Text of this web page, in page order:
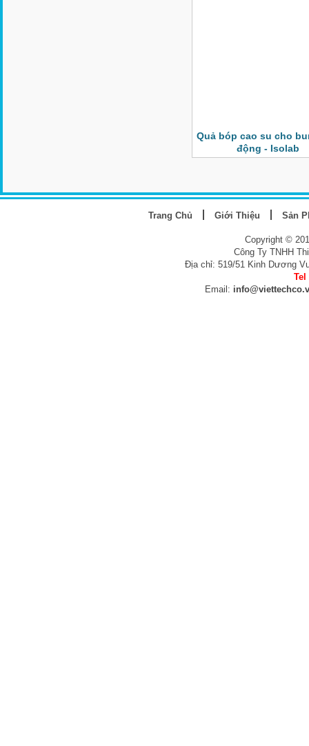
Quả bóp cao su cho
động - Isolab
Trang Chủ Giới Thiệu Sản
Copyright ©
Công Ty TNHH
Địa chỉ: 519/51 Kinh Dương
Tel
Email: